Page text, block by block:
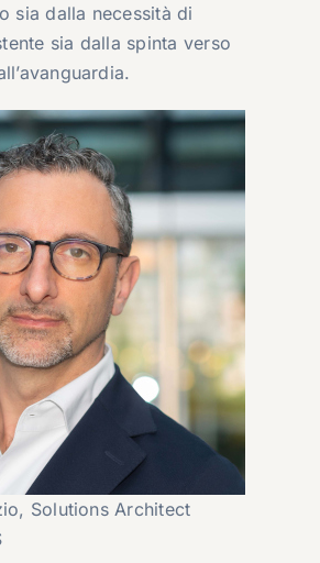
sia dalla necessità di
sia dalla spinta verso
Solutions Architect